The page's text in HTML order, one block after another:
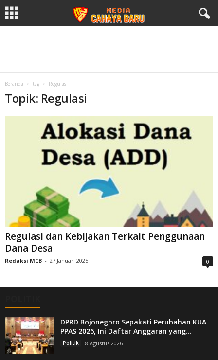
Beranda tag Regulasi
Topik: Regulasi
Regulasi dan Kebijakan Terkait Penggunaan
Dana Desa
Redaksi MCB - 27 Januari 2025 0
DPRD Bojonegoro Sepakati Perubahan KUA
PPAS 2026, Ini Daftar Anggaran yang...
Politik 8 Agustus 2026